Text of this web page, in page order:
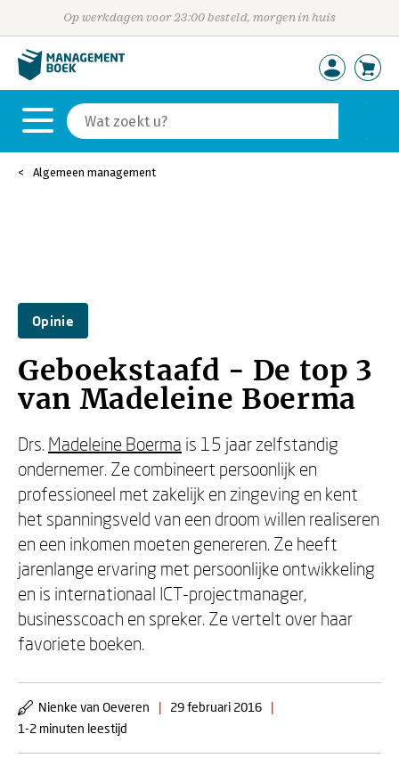
Op werkdagen voor 23:00 besteld, morgen in huis
Algemeen management
Opinie
Geboekstaafd - De top 3
van Madeleine Boerma
Drs. Madeleine Boerma is 15 jaar zelfstandig
ondernemer. Ze combineert persoonlijk en
professioneel met zakelijk en zingeving en kent
het spanningsveld van een droom willen realiseren
en een inkomen moeten genereren. Ze heeft
jarenlange ervaring met persoonlijke ontwikkeling
en is internationaal ICT-projectmanager,
businesscoach en spreker. Ze vertelt over haar
favoriete boeken.
Nienke van Oeveren | 29 februari 2016
|
1-2 minuten leestijd